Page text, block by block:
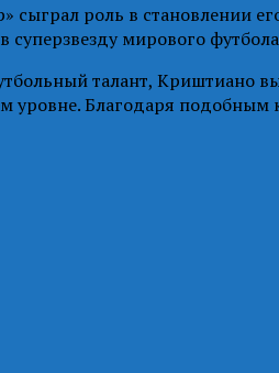
сыграл роль в становлении
суперзвезду мирового
талант, Криштиано
уровне. Благодаря